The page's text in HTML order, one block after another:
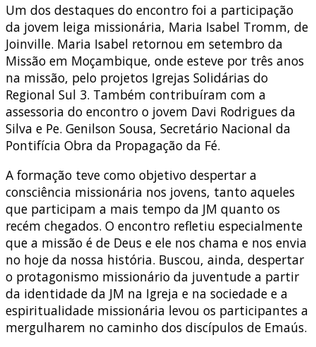
Um dos destaques do encontro foi a participação
da jovem leiga missionária, Maria Isabel Tromm, de
Joinville. Maria Isabel retornou em setembro da
Missão em Moçambique, onde esteve por três anos
na missão, pelo projetos Igrejas Solidárias do
Regional Sul 3. Também contribuíram com a
assessoria do encontro o jovem Davi Rodrigues da
Silva e Pe. Genilson Sousa, Secretário Nacional da
Pontifícia Obra da Propagação da Fé.
A formação teve como objetivo despertar a
consciência missionária nos jovens, tanto aqueles
que participam a mais tempo da JM quanto os
recém chegados. O encontro refletiu especialmente
que a missão é de Deus e ele nos chama e nos envia
no hoje da nossa história. Buscou, ainda, despertar
o protagonismo missionário da juventude a partir
da identidade da JM na Igreja e na sociedade e a
espiritualidade missionária levou os participantes a
mergulharem no caminho dos discípulos de Emaús.